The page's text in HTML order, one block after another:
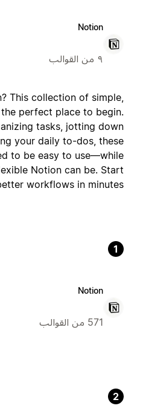
Notion
٩ من القوالب
This collection of simple,
perfect place to begin.
tasks, jotting down
your daily to-dos, these
to be easy to use—while
Notion can be. Start
workflows in minutes.
1
Notion
571 من القوالب
2